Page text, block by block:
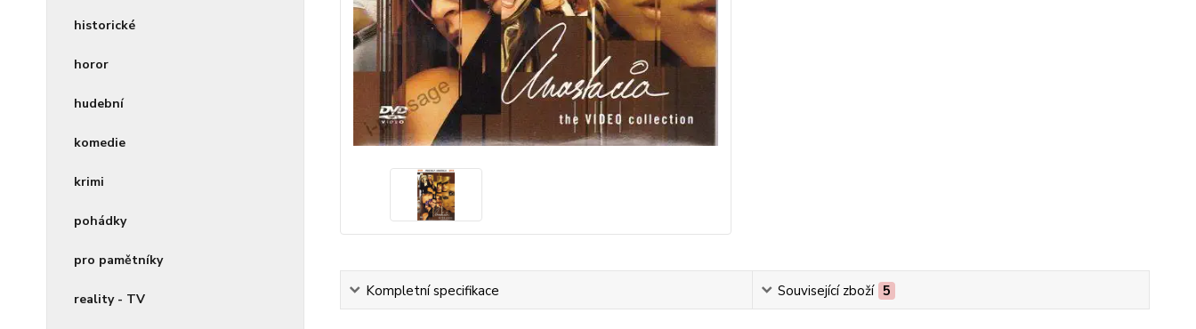
historické
horor
hudební
komedie
krimi
pohádky
pro pamětníky
reality - TV Kompletní specifikace Související zboží 5